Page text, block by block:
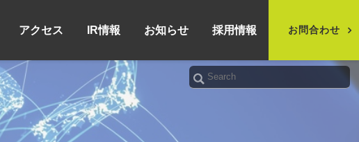
アクセス IR情報 お知らせ 採用情報 お問合わせ